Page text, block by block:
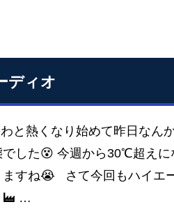
ィオ
と熱くなり始めて昨日なん
した😵 今週から30℃超えに
ますね😭 さて今回もハイエ
…